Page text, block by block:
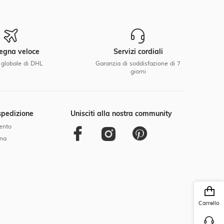
Carrello
veloce
globale di DHL
Servizi cordiali
Garanzia di soddisfazione di 7
giorni
Unisciti alla nostra community